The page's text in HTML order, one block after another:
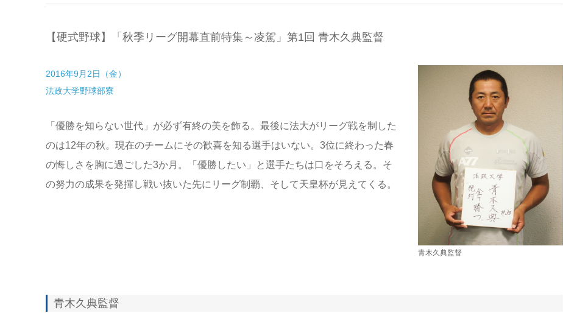
【硬式野球】「秋季リーグ開幕直前特集～凌駕」第1回 青木久典監督
2016年9月2日（金）
法政大学野球部寮
「優勝を知らない世代」が必ず有終の美を飾る。最後に法大がリーグ戦を制した
のは12年の秋。現在のチームにその歓喜を知る選手はいない。3位に終わった春
の悔しさを胸に過ごした3か月。「優勝したい」と選手たちは口をそろえる。そ
の努力の成果を発揮し戦い抜いた先にリーグ制覇、そして天皇杯が見えてくる。
青木久典監督
青木久典監督